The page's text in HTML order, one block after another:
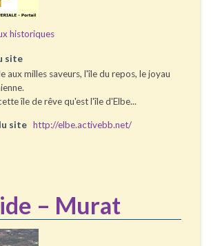
historiques
site
aux milles saveurs, l'île du repos, le joyau
île de rêve qu'est l'île d'Elbe...
site http://elbe.activebb.net/
– Murat